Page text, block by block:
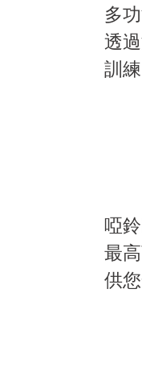
多
透
訓
啞
最
供